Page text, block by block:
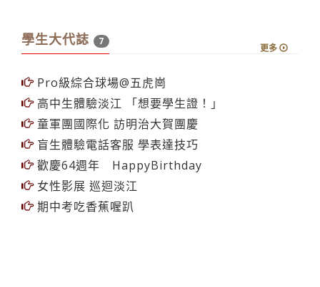
學生大代誌 7
更多
Pro級綜合球場@五虎崗
高中生體驗淡江 「想要學生證！」
童軍團國際化 訪明治大賀團慶
盲生體驗電話客服 學表達技巧
歡慶64週年 HappyBirthday
女性影展 巡迴淡江
期中考吃香蕉喔趴